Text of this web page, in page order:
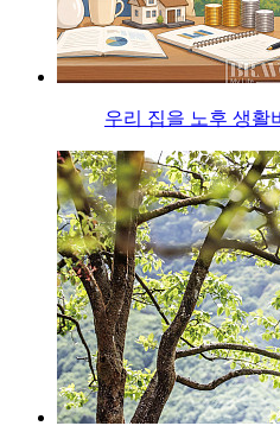
우리 집을 노후 생활